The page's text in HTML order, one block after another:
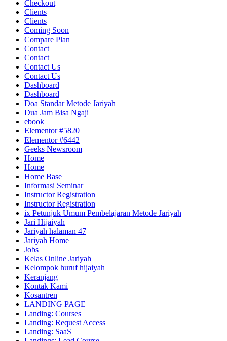
Checkout
Clients
Clients
Coming Soon
Compare Plan
Contact
Contact
Contact Us
Contact Us
Dashboard
Dashboard
Doa Standar Metode Jariyah
Dua Jam Bisa Ngaji
ebook
Elementor #5820
Elementor #6442
Geeks Newsroom
Home
Home
Home Base
Informasi Seminar
Instructor Registration
Instructor Registration
ix Petunjuk Umum Pembelajaran Metode Jariyah
Jari Hijaiyah
Jariyah halaman 47
Jariyah Home
Jobs
Kelas Online Jariyah
Kelompok huruf hijaiyah
Keranjang
Kontak Kami
Kosantren
LANDING PAGE
Landing: Courses
Landing: Request Access
Landing: SaaS